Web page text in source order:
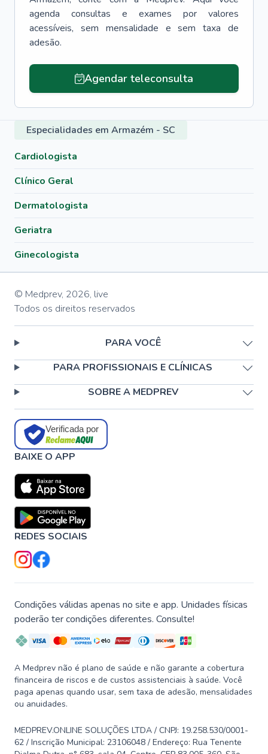
agenda consultas e exames por valores
acessíveis, sem mensalidade e sem taxa de
adesão.
Agendar teleconsulta
Especialidades em Armazém - SC
Cardiologista
Clínico Geral
Dermatologista
Geriatra
Ginecologista
© Medprev, 2026, live
Todos os direitos reservados
PARA VOCÊ
PARA PROFISSIONAIS E CLÍNICAS
SOBRE A MEDPREV
Verificada por
BAIXE O APP
REDES SOCIAIS
Condições válidas apenas no site e app. Unidades físicas
poderão ter condições diferentes. Consulte!
A Medprev não é plano de saúde e não garante a cobertura
financeira de riscos e de custos assistenciais à saúde. Você
paga apenas quando usar, sem taxa de adesão, mensalidades
ou anuidades.
MEDPREV.ONLINE SOLUÇÕES LTDA / CNPJ: 19.258.530/0001-
62 / Inscrição Municipal: 23106048 / Endereço: Rua Tenente